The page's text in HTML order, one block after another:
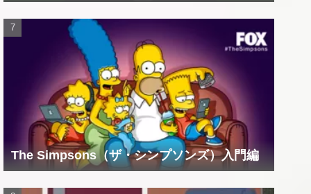
The Simpsons（ザ・シンプソンズ）入門編